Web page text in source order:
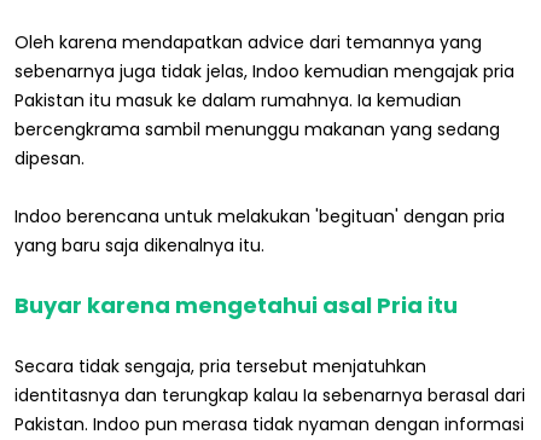
Oleh karena mendapatkan advice dari temannya yang
sebenarnya juga tidak jelas, Indoo kemudian mengajak pria
Pakistan itu masuk ke dalam rumahnya. Ia kemudian
bercengkrama sambil menunggu makanan yang sedang
dipesan.
Indoo berencana untuk melakukan 'begituan' dengan pria
yang baru saja dikenalnya itu.
Buyar karena mengetahui asal Pria itu
Secara tidak sengaja, pria tersebut menjatuhkan
identitasnya dan terungkap kalau Ia sebenarnya berasal dari
Pakistan. Indoo pun merasa tidak nyaman dengan informasi